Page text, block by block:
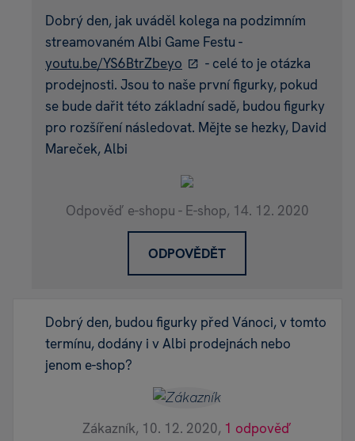
Dobrý den, jak uváděl kolega na podzimním
streamovaném Albi Game Festu -
youtu.be/YS6BtrZbeyo
- celé to je otázka
prodejnosti. Jsou to naše první figurky, pokud
se bude dařit této základní sadě, budou figurky
pro rozšíření následovat. Mějte se hezky, David
Mareček, Albi
Odpověď e-shopu - E-shop, 14. 12. 2020
ODPOVĚDĚT
Dobrý den, budou figurky před Vánoci, v tomto
termínu, dodány i v Albi prodejnách nebo
jenom e-shop?
Zákazník, 10. 12. 2020, 1 odpověď